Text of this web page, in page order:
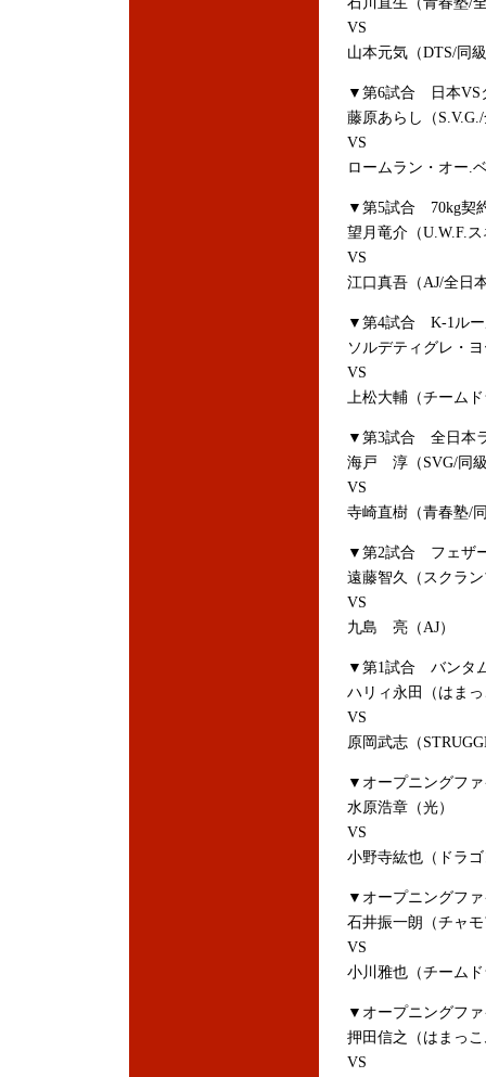
VS
山本元気（DTS/同
▼第6試合 日本VS
藤原あらし（
VS
ロームラン・オー.
▼第5試合 70kg契
望月竜介（U.W.F.
VS
江口真吾（AJ/全日
▼第4試合 K-1ル
ソルデティグレ・
VS
上松大輔（チーム
▼第3試合 全日本
海戸 淳（SVG/同
VS
寺崎直樹（青春塾/
▼第2試合 フェザ
遠藤智久（スクラ
VS
九島 亮（AJ）
▼第1試合 バンタ
ハリィ永田（はま
VS
原岡武志（
▼オープニングフ
水原浩章（光）
VS
小野寺紘也（ドラ
▼オープニングフ
石井振一朗（チャ
VS
小川雅也（チーム
▼オープニングフ
押田信之（はまっ
VS